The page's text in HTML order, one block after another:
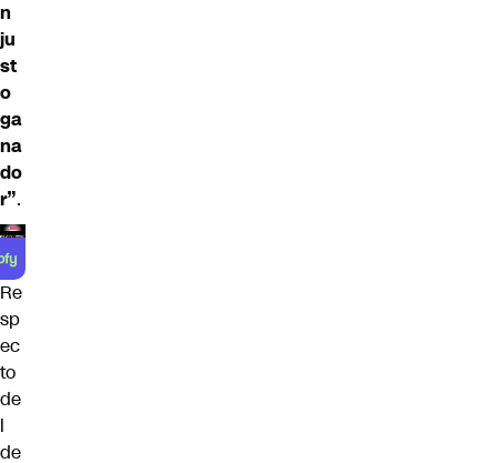
n
ju
st
o
ga
na
do
r”.
Re
sp
ec
to
de
l
de